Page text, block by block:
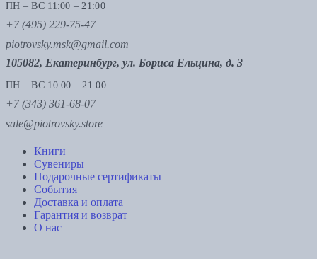
ПН – ВС 11:00 – 21:00
+7 (495) 229-75-47
piotrovsky.msk@gmail.com
105082, Екатеринбург, ул. Бориса Ельцина, д. 3
ПН – ВС 10:00 – 21:00
+7 (343) 361-68-07
sale@piotrovsky.store
Книги
Сувениры
Подарочные сертификаты
События
Доставка и оплата
Гарантия и возврат
О нас